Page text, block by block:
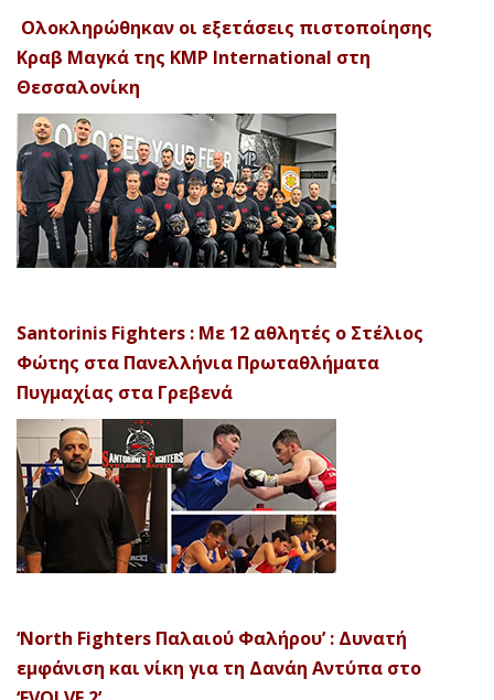
Ολοκληρώθηκαν οι εξετάσεις πιστοποίησης
Κραβ Μαγκά της KMP International στη
Θεσσαλονίκη
Santorinis Fighters : Με 12 αθλητές ο Στέλιος
Φώτης στα Πανελλήνια Πρωταθλήματα
Πυγμαχίας στα Γρεβενά
‘North Fighters Παλαιού Φαλήρου’ : Δυνατή
εμφάνιση και νίκη για τη Δανάη Αντύπα στο